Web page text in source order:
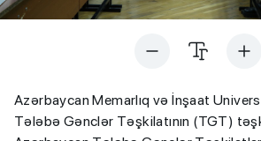
Azərbaycan Memarlıq və İnşaat
Tələbə Gənclər Təşkilatının (TGT)